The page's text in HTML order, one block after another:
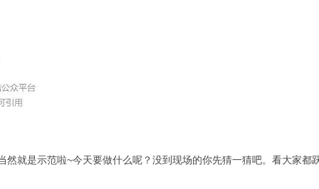
然就是示范啦~今天要做什么呢？没到现场的你先猜一猜吧。看大家都